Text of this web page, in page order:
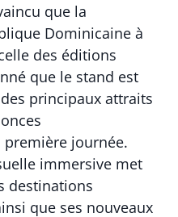
que la
Dominicaine à
des éditions
que le stand est
principaux attraits
première journée.
immersive met
destinations
que ses nouveaux